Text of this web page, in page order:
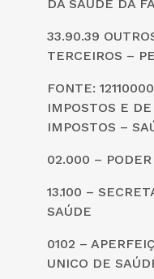
DA SAÚDE DA
33.90.39
TERCEIROS –
FONTE:
IMPOSTOS E
IMPOSTOS –
02.000 –
13.100 –
SAÚDE
0102 –
UNICO DE